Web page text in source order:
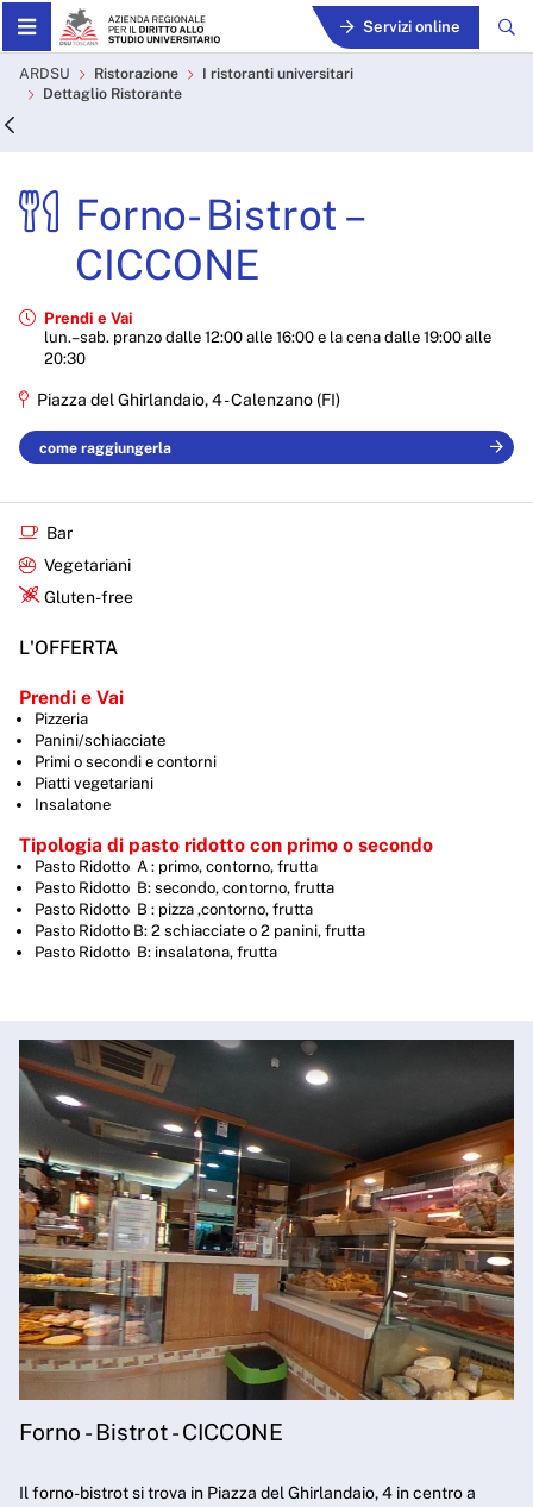
Skip to Main Content Servizi online
Forno- Bistrot – CICCONE -
ARDSU Ristorazione
I ristoranti universitari
Dettaglio Ristorante
Forno- Bistrot –
CICCONE
Prendi e Vai
lun.–sab. pranzo dalle 12:00 alle 16:00 e la cena dalle 19:00 alle
20:30
Piazza del Ghirlandaio, 4 - Calenzano (FI)
come raggiungerla
Bar
Vegetariani
Gluten-free
L'OFFERTA
Prendi e Vai
Pizzeria
Panini/schiacciate
Primi o secondi e contorni
Piatti vegetariani
Insalatone
Tipologia di pasto ridotto con primo o secondo
Pasto Ridotto A : primo, contorno, frutta
Pasto Ridotto B: secondo, contorno, frutta
Pasto Ridotto B : pizza ,contorno, frutta
Pasto Ridotto B: 2 schiacciate o 2 panini, frutta
Pasto Ridotto B: insalatona, frutta
Forno - Bistrot - CICCONE
Il forno-bistrot si trova in Piazza del Ghirlandaio, 4 in centro a